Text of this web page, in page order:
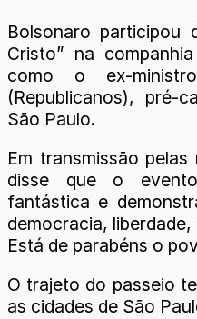
Bolsonaro participou
Cristo” na
como o ex-
(Republicanos), pré-
São Paulo.
Em transmissão
disse que o
fantástica e
democracia,
Está de parabéns o
O trajeto do passeio
as cidades de São